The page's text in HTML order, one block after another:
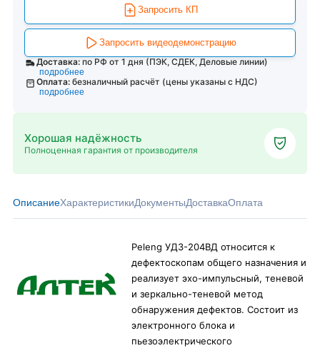
Запросить КП
Запросить видеодемонстрацию
Доставка: по РФ от 1 дня (ПЭК, СДЕК, Деловые линии)
подробнее
Оплата: безналичный расчёт (цены указаны с НДС)
подробнее
Хорошая надёжность
Полноценная гарантия от производителя
ОписаниеХарактеристикиДокументыДоставкаОплата
Peleng УД3-204ВД относится к
дефектоскопам общего назначения и
реализует эхо-импульсный, теневой
и зеркально-теневой метод
обнаружения дефектов. Состоит из
электронного блока и
пьезоэлектрического